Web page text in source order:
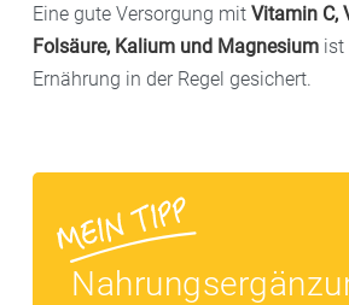
Eine gute Versorgung mit Vitamin C,
Folsäure, Kalium und Magnesium ist
Ernährung in der Regel gesichert.